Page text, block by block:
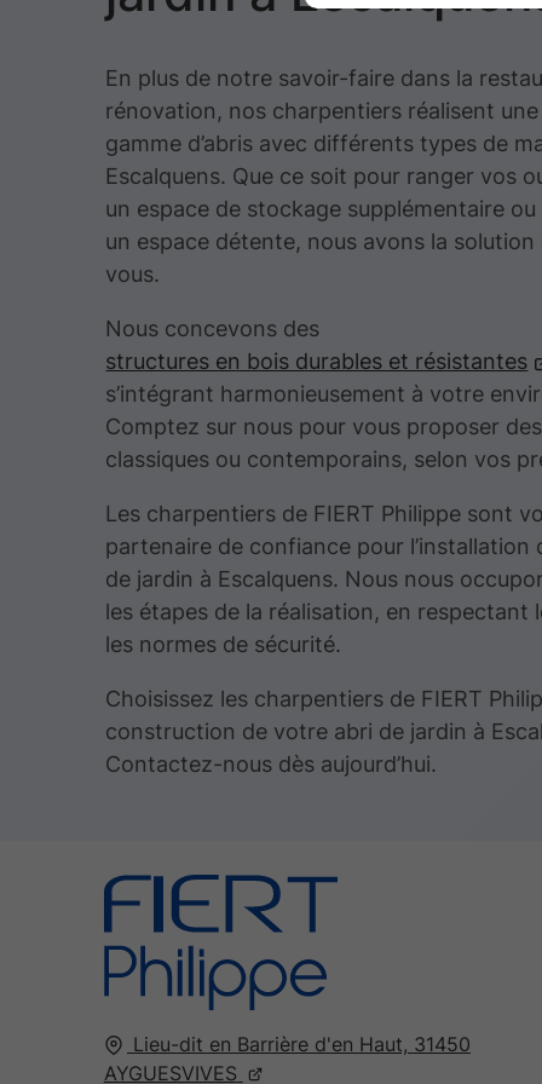
En plus de notre savoir-faire dans la
rénovation, nos charpentiers réalisent
gamme d’abris avec différents types de
Escalquens. Que ce soit pour ranger vos
un espace de stockage supplémentaire ou
un espace détente, nous avons la solution
vous.
Nous concevons des
structures en bois durables et résistantes
s’intégrant harmonieusement à votre
Comptez sur nous pour vous proposer
classiques ou contemporains, selon vos
Les charpentiers de FIERT Philippe sont
partenaire de confiance pour l’installation
de jardin à Escalquens. Nous nous
les étapes de la réalisation, en respectant
les normes de sécurité.
Choisissez les charpentiers de FIERT
construction de votre abri de jardin à
Contactez-nous dès aujourd’hui.
Lieu-dit en Barrière d'en Haut, 31450
AYGUESVIVES